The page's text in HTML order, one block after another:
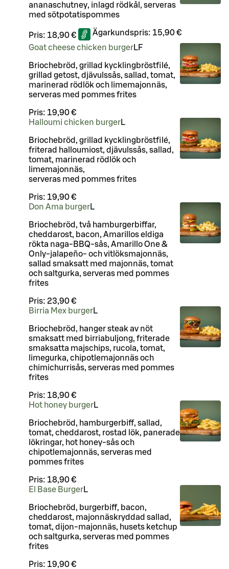
ananaschutney, inlagd rödkål, serveras
med sötpotatispommes
Pris: 18,90 € Ägarkundspris: 15,90 €
Goat cheese chicken burgerLF
Briochebröd, grillad kycklingbröstfilé,
grillad getost, djävulssås, sallad, tomat,
marinerad rödlök och limemajonnäs,
serveras med pommes frites
Pris: 19,90 €
Halloumi chicken burgerL
Briochebröd, grillad kycklingbröstfilé,
friterad halloumiost, djävulssås, sallad,
tomat, marinerad rödlök och
limemajonnäs,
serveras med pommes frites
Pris: 19,90 €
Don Ama burgerL
Briochebröd, två hamburgerbiffar,
cheddarost, bacon, Amarillos eldiga
rökta naga-BBQ-sås, Amarillo One &
Only-jalapeño- och vitlöksmajonnäs,
sallad smaksatt med majonnäs, tomat
och saltgurka, serveras med pommes
frites
Pris: 23,90 €
Birria Mex burgerL
Briochebröd, hanger steak av nöt
smaksatt med birriabuljong, friterade
smaksatta majschips, rucola, tomat,
limegurka, chipotlemajonnäs och
chimichurrisås, serveras med pommes
frites
Pris: 18,90 €
Hot honey burgerL
Briochebröd, hamburgerbiff, sallad,
tomat, cheddarost, rostad lök, panerade
lökringar, hot honey-sås och
chipotlemajonnäs, serveras med
pommes frites
Pris: 18,90 €
El Base BurgerL
Briochebröd, burgerbiff, bacon,
cheddarost, majonnäskryddad sallad,
tomat, dijon-majonnäs, husets ketchup
och saltgurka, serveras med pommes
frites
Pris: 19,90 €